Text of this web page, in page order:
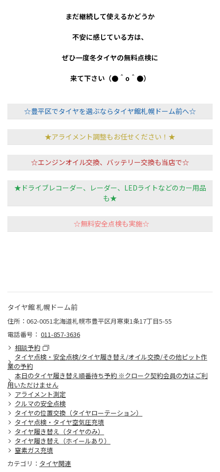
まだ継続して使えるかどうか
不安に感じている方は、
ぜひ一度冬タイヤの無料点検に
来て下さい（●＾o＾●）
☆豊平区でタイヤを選ぶならタイヤ館札幌ドーム前へ☆
★アライメント調整もお任せください！★
☆エンジンオイル交換、バッテリー交換も当店で☆
★ドライブレコーダー、レーダー、LEDライトなどのカー用品
も★
☆無料安全点検も実施☆
タイヤ館 札幌ドーム前
住所：062-0051北海道札幌市豊平区月寒東1条17丁目5-55
電話番号： 011-857-3636
相談予約
タイヤ点検・安全点検/タイヤ履き替え/オイル交換/その他ピット作
業の予約
本日のタイヤ履き替え順番待ち予約 ※クローク契約会員の方はご利
用いただけません
アライメント測定
クルマの安全点検
タイヤの位置交換（タイヤローテーション）
タイヤ点検・タイヤ空気圧充填
タイヤ履き替え（タイヤのみ）
タイヤ履き替え（ホイールあり）
窒素ガス充填
カテゴリ： タイヤ関連